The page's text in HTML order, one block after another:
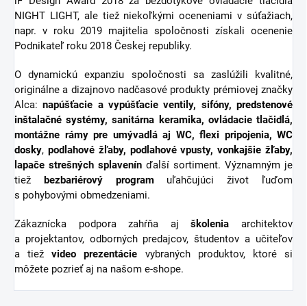
NIGHT LIGHT, ale tiež niekoľkými oceneniami v súťažiach,
napr. v roku 2019 majitelia spoločnosti získali ocenenie
Podnikateľ roku 2018 Českej republiky.
O dynamickú expanziu spoločnosti sa zaslúžili kvalitné,
originálne a dizajnovo nadčasové produkty prémiovej značky
Alca:napúšťacie a vypúšťacie ventily, sifóny,predstenové
inštalačné systémy, sanitárna keramika, ovládacie tlačidlá,
montážne rámy pre umývadlá aj WC, flexi pripojenia, WC
dosky, podlahové žľaby, podlahové vpusty,vonkajšie žľaby,
lapače strešných splavenín ďalší sortiment. Významným je
tiež
bezbariérový programuľahčujúci život ľuďom
s pohybovými obmedzeniami.
Zákaznícka podpora zahŕňa ajškolenia architektov
a projektantov, odborných predajcov, študentov a učiteľov
a tiežvideo prezentácie vybraných produktov, ktoré si
môžete pozrieť aj na našom e-shope.